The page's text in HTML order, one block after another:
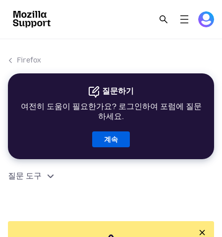
Firefox
질문하기
여전히 도움이 필요한가요? 로그인하여 포럼에 질문
하세요.
계속
질문 도구